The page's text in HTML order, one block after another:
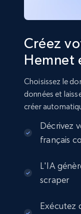
Créez
Hemnet
Choisissez le
données et
créer
Décrivez
français
L'IA
scraper
Exécutez